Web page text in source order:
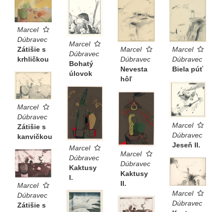
Marcel
Dúbravec
Zátišie s
krhličkou
Marcel
Dúbravec
Bohatý
úlovok
Marcel
Dúbravec
Nevesta
hôľ
Marcel
Dúbravec
Biela púť
Marcel
Dúbravec
Zátišie s
kanvičkou
Marcel
Dúbravec
Jeseň II.
Marcel
Dúbravec
Kaktusy
I.
Marcel
Dúbravec
Kaktusy
II.
Marcel
Dúbravec
Zátišie s
Marcel
Dúbravec